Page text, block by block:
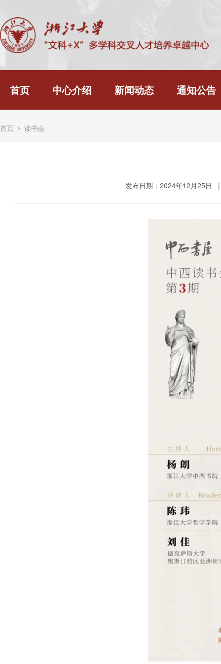
首页 中心介绍 新闻动态 通知公告
首页 读书会
发布日期：2024年12月25日